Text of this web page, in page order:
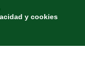
y cookies